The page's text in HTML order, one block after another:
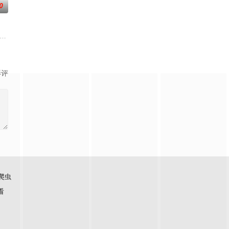
过程中，他必须在试图让其他人满意和忠于自己之
劫案发生意外后，被迫踏上逃亡之路的故事。她不仅要躲避 FBI 的跨州
Max Arnold 虽出生在精致富有的切尔西区，但他本人行事低调的风格却与
饰）深入追查神秘女性连环杀手（洛拉·佩蒂克鲁 饰）。每一次接近真相
虫